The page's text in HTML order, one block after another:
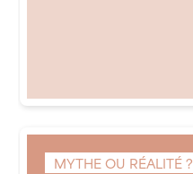
MYTHE OU RÉALITÉ ?